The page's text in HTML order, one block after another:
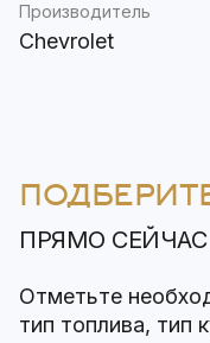
Производитель
Chevrolet
ПРЯМО СЕЙЧАС
Отметьте
тип топлива, тип